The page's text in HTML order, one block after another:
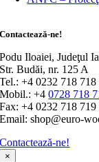
Contactează-ne!
Podu Iloaiei, Judeţul
Str. Budăi, nr. 125 A
Tel.: +4 0232 718 718
Mobil.: +40728 718
Fax: +4 0232 718 719
Email: shop@euro-
Contactează-ne!
×